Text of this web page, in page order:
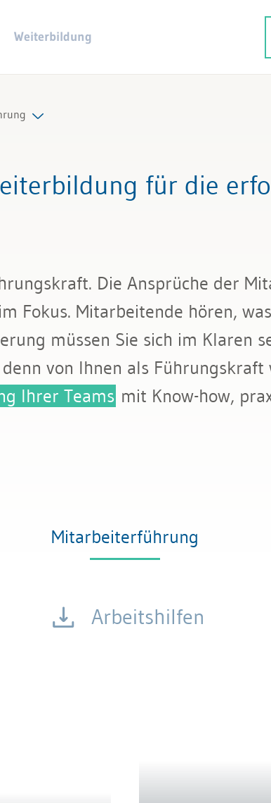
Weiterbildung
Ziele
Entwicklung
für die
Die Ansprüche der
Fokus. Mitarbeitende hören,
müssen Sie sich im Klaren
von Ihnen als
Ihrer Teams mit Know-how,
Mitarbeiterführung
Arbeitshilfen